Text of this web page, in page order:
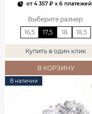
от4 357 ₽x 6 платежей
Выберите размер:
16,5
17,5 18 18,5
Купить в один клик
В КОРЗИНУ
В наличии